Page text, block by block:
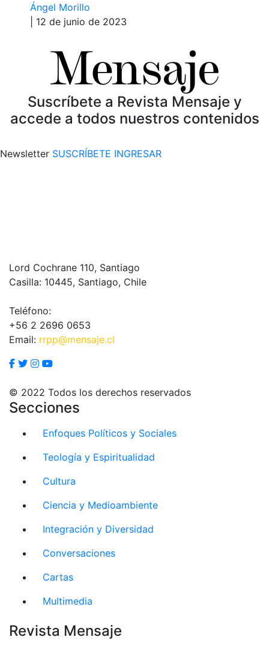
Ángel Morillo
| 12 de junio de 2023
Suscríbete a Revista Mensaje y
accede a todos nuestros contenidos
Newsletter SUSCRÍBETE INGRESAR
Lord Cochrane 110, Santiago
Casilla: 10445, Santiago, Chile
Teléfono:
+56 2 2696 0653
Email: rrpp@mensaje.cl
© 2022 Todos los derechos reservados
Secciones
Enfoques Políticos y Sociales
Teología y Espiritualidad
Cultura
Ciencia y Medioambiente
Integración y Diversidad
Conversaciones
Cartas
Multimedia
Revista Mensaje